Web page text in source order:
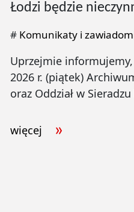
Łodzi będzie
# Komunikaty i
Uprzejmie
2026 r. (piątek)
oraz Oddział w
więcej